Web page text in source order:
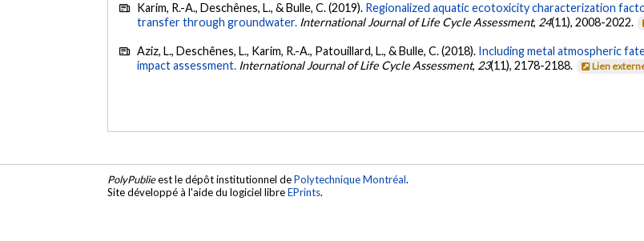
Karim, R.-A., Deschênes, L., & Bulle, C. (2019). Regionalized aquatic ecotoxicity characterization
transfer through groundwater. International Journal of Life Cycle Assessment, 24(11), 2008-2022.
Aziz, L., Deschênes, L., Karim, R.-A., Patouillard, L., & Bulle, C. (2018). Including metal atmospheric
impact assessment. International Journal of Life Cycle Assessment, 23(11), 2178-2188. Lien
PolyPublieest le dépôt institutionnel dePolytechnique Montréal.
Site développé à l'aide du logiciel libreEPrints.